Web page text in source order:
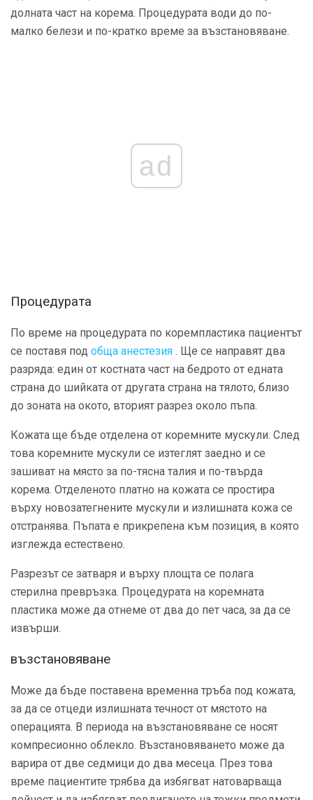
долната част на корема. Процедурата води до по-
малко белези и по-кратко време за възстановяване.
ad
Процедурата
По време на процедурата по коремпластика пациентът
се поставя под обща анестезия . Ще се направят два
разряда: един от костната част на бедрото от едната
страна до шийката от другата страна на тялото, близо
до зоната на окото, вторият разрез около пъпа.
Кожата ще бъде отделена от коремните мускули. След
това коремните мускули се изтеглят заедно и се
зашиват на място за по-тясна талия и по-твърда
корема. Отделеното платно на кожата се простира
върху новозатегнените мускули и излишната кожа се
отстранява. Пъпата е прикрепена към позиция, в която
изглежда естествено.
Разрезът се затваря и върху площта се полага
стерилна превръзка. Процедурата на коремната
пластика може да отнеме от два до пет часа, за да се
извърши.
възстановяване
Може да бъде поставена временна тръба под кожата,
за да се отцеди излишната течност от мястото на
операцията. В периода на възстановяване се носят
компресионно облекло. Възстановяването може да
варира от две седмици до два месеца. През това
време пациентите трябва да избягват натоварваща